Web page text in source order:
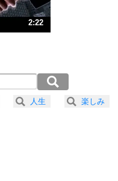
もの。
りを優しさで表現する。
2:22
人生 楽しみ